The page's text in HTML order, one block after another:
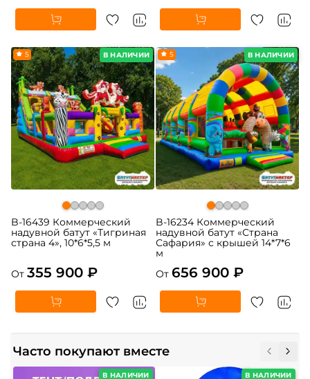
В НАЛИЧИИ
5
B-16439 Коммерческий
надувной батут «Тигриная
страна 4», 10*6*5,5 м
От 355 900 ₽
В НАЛИЧИИ
5
B-16234 Коммерческий
надувной батут «Страна
Сафария» с крышей 14*7*6
м
От 656 900 ₽
Часто покупают вместе
В НАЛИЧИИ В НАЛИЧИИ